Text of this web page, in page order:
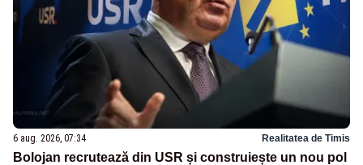
6 aug. 2026, 07:34 Realitatea de Timis
Bolojan recrutează din USR și construiește un nou pol